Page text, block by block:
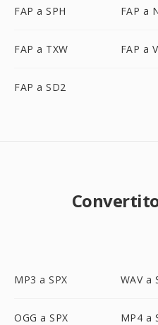
FAP a SPH FAP a
FAP a TXW FAP a
FAP a SD2
MP3 a SPX WAV a
OGG a SPX MP4 a